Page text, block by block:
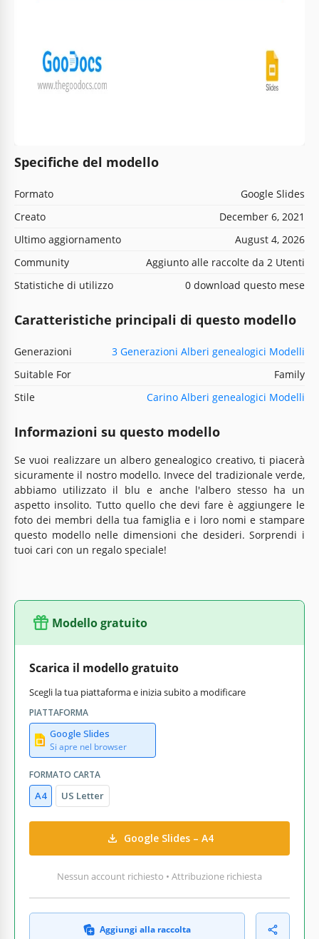
Specifiche del modello
Formato
Google Slides
Creato
December 6, 2021
Ultimo aggiornamento
August 4, 2026
Community
Aggiunto alle raccolte da 2 Utenti
Statistiche di utilizzo
0 download questo mese
Caratteristiche principali di questo modello
Generazioni
3 Generazioni Alberi genealogici Modelli
Suitable For
Family
Stile
Carino Alberi genealogici Modelli
Informazioni su questo modello
Se vuoi realizzare un albero genealogico creativo, ti piacerà
sicuramente il nostro modello. Invece del tradizionale verde,
abbiamo utilizzato il blu e anche l'albero stesso ha un
aspetto insolito. Tutto quello che devi fare è aggiungere le
foto dei membri della tua famiglia e i loro nomi e stampare
questo modello nelle dimensioni che desideri. Sorprendi i
tuoi cari con un regalo speciale!
Modello gratuito
Scarica il modello gratuito
Scegli la tua piattaforma e inizia subito a modificare
PIATTAFORMA
Google Slides
Si apre nel browser
FORMATO CARTA
A4 US Letter
Google Slides – A4
Nessun account richiesto • Attribuzione richiesta
Aggiungi alla raccolta